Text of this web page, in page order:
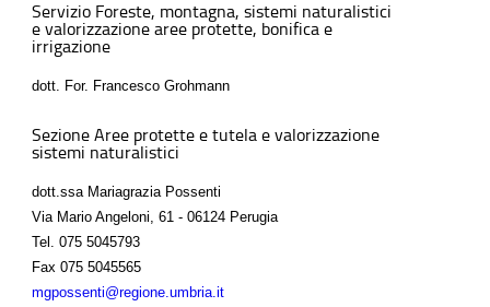
Servizio Foreste, montagna, sistemi naturalistici
e valorizzazione aree protette, bonifica e
irrigazione
dott. For. Francesco Grohmann
Sezione Aree protette e tutela e valorizzazione
sistemi naturalistici
dott.ssa Mariagrazia Possenti
Via Mario Angeloni, 61 - 06124 Perugia
Tel. 075 5045793
Fax 075 5045565
mgpossenti@regione.umbria.it